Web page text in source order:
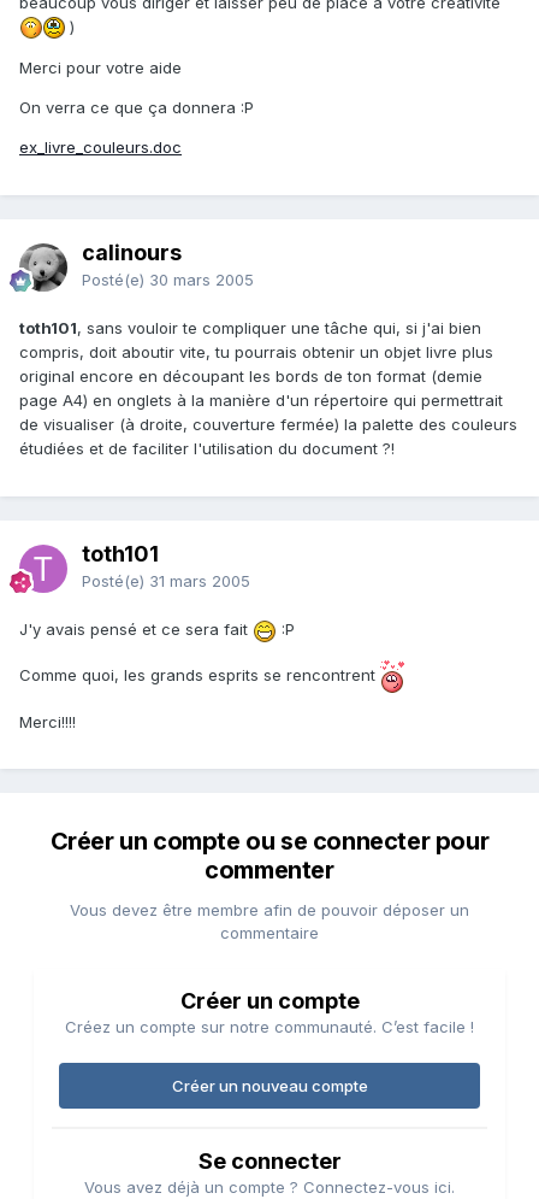
)
Merci pour votre aide
On verra ce que ça donnera :P
ex_livre_couleurs.doc
calinours
Posté(e) 30 mars 2005
toth101, sans vouloir te compliquer une tâche qui, si j'ai bien
compris, doit aboutir vite, tu pourrais obtenir un objet livre plus
original encore en découpant les bords de ton format (demie
page A4) en onglets à la manière d'un répertoire qui permettrait
de visualiser (à droite, couverture fermée) la palette des couleurs
étudiées et de faciliter l'utilisation du document ?!
toth101
Posté(e) 31 mars 2005
J'y avais pensé et ce sera fait :P
Comme quoi, les grands esprits se rencontrent
Merci!!!!
Créer un compte ou se connecter pour
commenter
Vous devez être membre afin de pouvoir déposer un
commentaire
Créer un compte
Créez un compte sur notre communauté. C’est facile !
Créer un nouveau compte
Se connecter
Vous avez déjà un compte ? Connectez-vous ici.